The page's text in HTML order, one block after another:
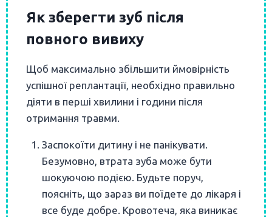
Як зберегти зуб після
повного вивиху
Щоб максимально збільшити ймовірність
успішної реплантації, необхідно правильно
діяти в перші хвилини і години після
отримання травми.
Заспокоїти дитину і не панікувати.
Безумовно, втрата зуба може бути
шокуючою подією. Будьте поруч,
поясніть, що зараз ви поїдете до лікаря і
все буде добре. Кровотеча, яка виникає